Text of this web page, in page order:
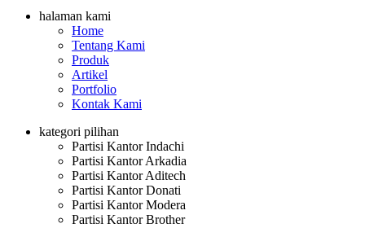
halaman kami
Home
Tentang Kami
Produk
Artikel
Portfolio
Kontak Kami
kategori pilihan
Partisi Kantor Indachi
Partisi Kantor Arkadia
Partisi Kantor Aditech
Partisi Kantor Donati
Partisi Kantor Modera
Partisi Kantor Brother